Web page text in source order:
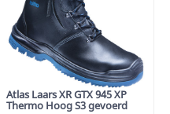
Atlas Laars XR GTX 945 XP
Thermo Hoog S3 gevoerd